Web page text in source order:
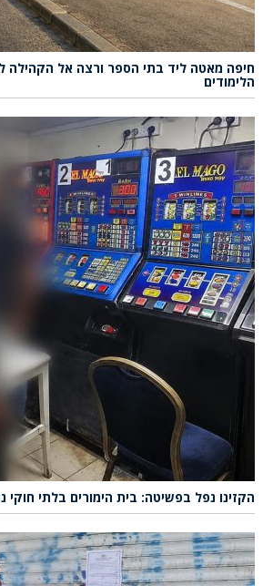
חיפה מאטה ליד בתי הספר ורצה אל
הלימודים
הקזינו נפל בפשיטה: בית הימורים בלתי